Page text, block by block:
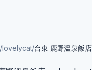
/lovelycat/台東 鹿野溫泉飯店